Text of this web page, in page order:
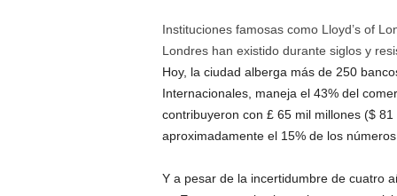
Instituciones famosas como Lloyd’s of
Londres han existido durante siglos y
Hoy, la ciudad alberga más de 250
Internacionales, maneja el 43% del
contribuyeron con £ 65 mil millones ($
aproximadamente el 15% de los
Y a pesar de la incertidumbre de cuatro